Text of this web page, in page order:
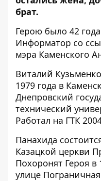
брат.
Герою было 42
Информатор со
мэра Каменского
Виталий
1979 года в
Днепровский
технический
Работал на ГТК
Панахида
Казацкой церкви
Похоронят Героя
улице